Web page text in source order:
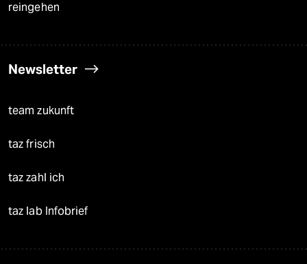
reingehen
Newsletter
team zukunft
taz frisch
taz zahl ich
taz lab Infobrief